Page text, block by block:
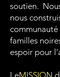
soutien.
nous
familles
espoir pour
LeMISSION